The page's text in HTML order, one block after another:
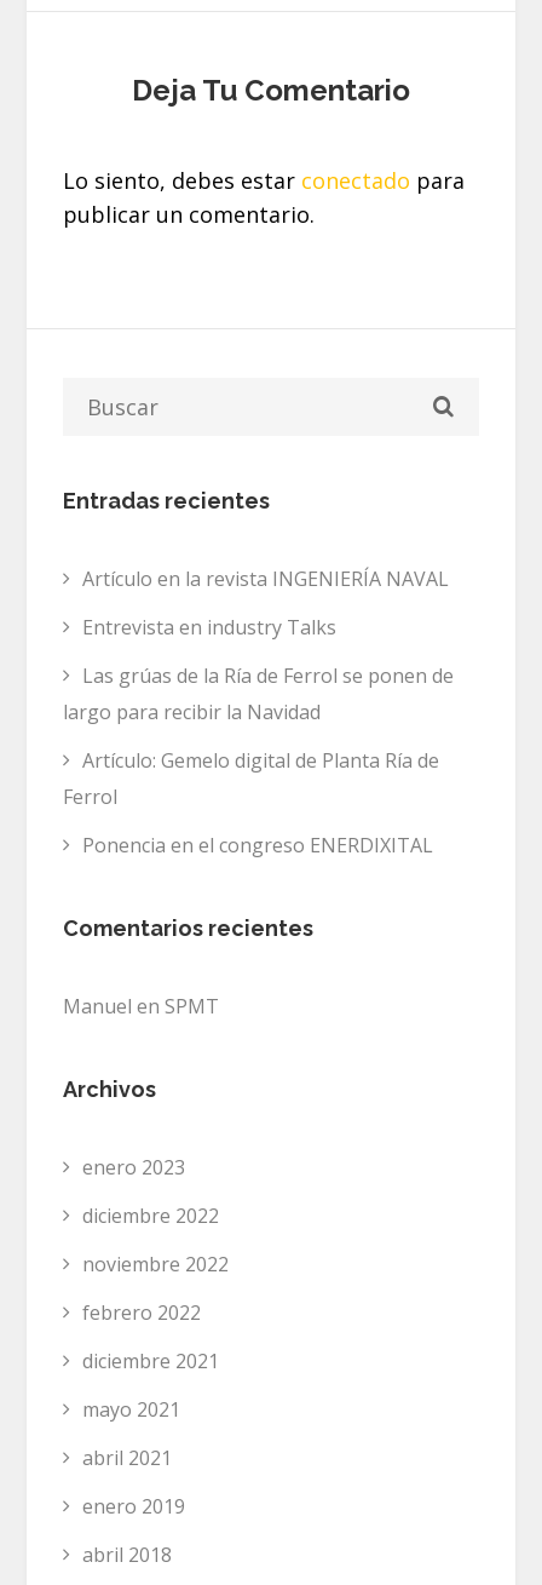
Deja Tu Comentario
Lo siento, debes estar conectado para
publicar un comentario.
Entradas recientes
Artículo en la revista INGENIERÍA NAVAL
Entrevista en industry Talks
Las grúas de la Ría de Ferrol se ponen de
largo para recibir la Navidad
Artículo: Gemelo digital de Planta Ría de
Ferrol
Ponencia en el congreso ENERDIXITAL
Comentarios recientes
Manuel enSPMT
Archivos
enero 2023
diciembre 2022
noviembre 2022
febrero 2022
diciembre 2021
mayo 2021
abril 2021
enero 2019
abril 2018